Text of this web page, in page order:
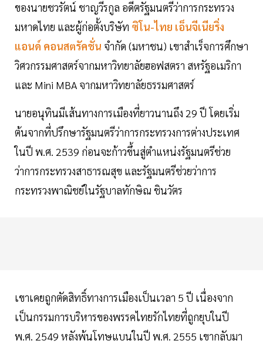
ของนายชวรัตน์ ชาญวีรกูล อดีตรัฐมนตรีว่าการกระทรวง
มหาดไทย และผู้ก่อตั้งบริษัท ซิโน-ไทย เอ็นจีเนียริ่ง
แอนด์ คอนสตรัคชั่น จำกัด (มหาชน) เขาสำเร็จการศึกษา
วิศวกรรมศาสตร์จากมหาวิทยาลัยฮอฟสตรา สหรัฐอเมริกา
และ Mini MBA จากมหาวิทยาลัยธรรมศาสตร์
นายอนุทินมีเส้นทางการเมืองที่ยาวนานถึง 29 ปี โดยเริ่ม
ต้นจากที่ปรึกษารัฐมนตรีว่าการกระทรวงการต่างประเทศ
ในปี พ.ศ. 2539 ก่อนจะก้าวขึ้นสู่ตำแหน่งรัฐมนตรีช่วย
ว่าการกระทรวงสาธารณสุข และรัฐมนตรีช่วยว่าการ
กระทรวงพาณิชย์ในรัฐบาลทักษิณ ชินวัตร
เขาเคยถูกตัดสิทธิ์ทางการเมืองเป็นเวลา 5 ปี เนื่องจาก
เป็นกรรมการบริหารของพรรคไทยรักไทยที่ถูกยุบในปี
พ.ศ. 2549 หลังพ้นโทษแบนในปี พ.ศ. 2555 เขากลับมา